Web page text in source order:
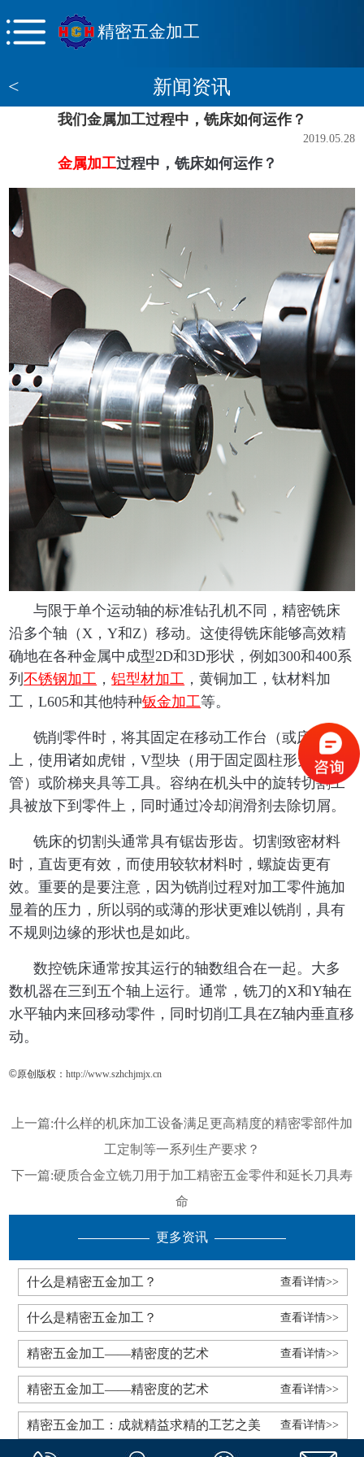
精密五金加工
< 新闻资讯
我们金属加工过程中，铣床如何运作？
2019.05.28
金属加工过程中，铣床如何运作？
与限于单个运动轴的标准钻孔机不同，精密铣床
沿多个轴（X，Y和Z）移动。这使得铣床能够高效精
确地在各种金属中成型2D和3D形状，例如300和400系
列不锈钢加工 ，铝型材加工 ，黄铜加工，钛材料加
工，L605和其他特种钣金加工等。
铣削零件时，将其固定在移动工作台（或床）
上，使用诸如虎钳，V型块（用于固定圆柱形无缝
管）或阶梯夹具等工具。容纳在机头中的旋转切割工
具被放下到零件上，同时通过冷却润滑剂去除切屑。
铣床的切割头通常具有锯齿形齿。切割致密材料
时，直齿更有效，而使用较软材料时，螺旋齿更有
效。重要的是要注意，因为铣削过程对加工零件施加
显着的压力，所以弱的或薄的形状更难以铣削，具有
不规则边缘的形状也是如此。
数控铣床通常按其运行的轴数组合在一起。大多
数机器在三到五个轴上运行。通常，铣刀的X和Y轴在
水平轴内来回移动零件，同时切削工具在Z轴内垂直移
动。
©原创版权：http://www.szhchjmjx.cn
上一篇:什么样的机床加工设备满足更高精度的精密零部件加
工定制等一系列生产要求？
下一篇:硬质合金立铣刀用于加工精密五金零件和延长刀具寿
命
更多资讯
什么是精密五金加工？ 查看详情>>
什么是精密五金加工？ 查看详情>>
精密五金加工——精密度的艺术 查看详情>>
精密五金加工——精密度的艺术 查看详情>>
精密五金加工：成就精益求精的工艺之美 查看详情>>